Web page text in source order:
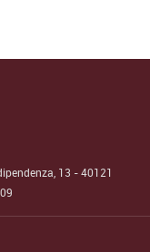
13 - 40121